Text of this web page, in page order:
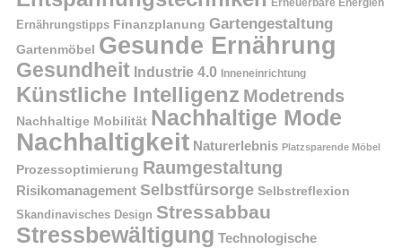
Erneuerbare Energien
Ernährungstipps Finanzplanung Gartengestaltung
Gartenmöbel Gesunde Ernährung
Gesundheit Industrie 4.0 Inneneinrichtung
Künstliche Intelligenz Modetrends
Nachhaltige Mobilität Nachhaltige Mode
Nachhaltigkeit Naturerlebnis Platzsparende Möbel
Prozessoptimierung Raumgestaltung
Risikomanagement Selbstfürsorge Selbstreflexion
Skandinavisches Design Stressabbau
Stressbewältigung Technologische